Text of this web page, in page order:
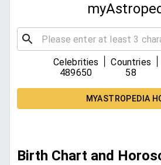
Celebrities
489650
Countries
58
MYASTROPEDIA
Birth Chart and